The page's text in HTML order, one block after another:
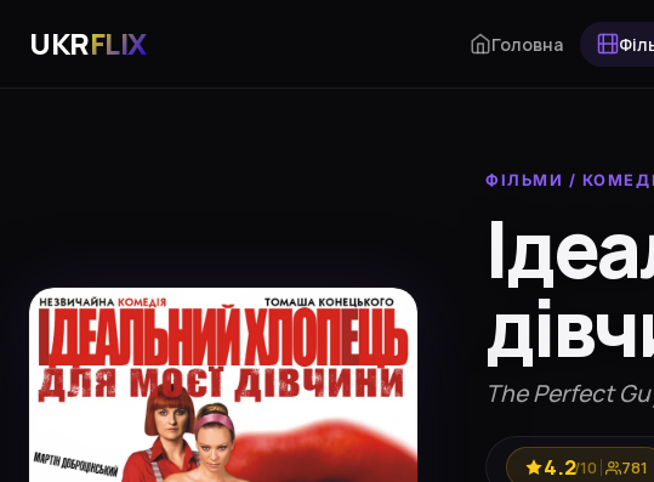
UKRFLIX Головна
ФІЛЬМИ /
The Perfect
4.2/10 781